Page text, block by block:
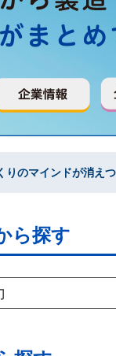
りのマインドが消え
ら探す